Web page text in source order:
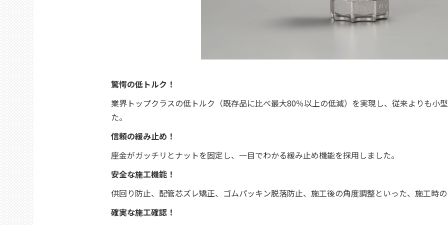
驚愕の低トルク！
業界トップクラスの低トルク（既存品に比べ最大80％以上の低減）を実現し、従来よりも小
た。
信頼の緩み止め！
座金がガッチリとナットを固定し、一目でわかる緩み止め機能を採用しました。
安全な施工機能！
供回り防止、配管芯ズレ矯正、ゴムパッキン脱落防止、施工後の角度調整といった、施工時
確実な施工確認！